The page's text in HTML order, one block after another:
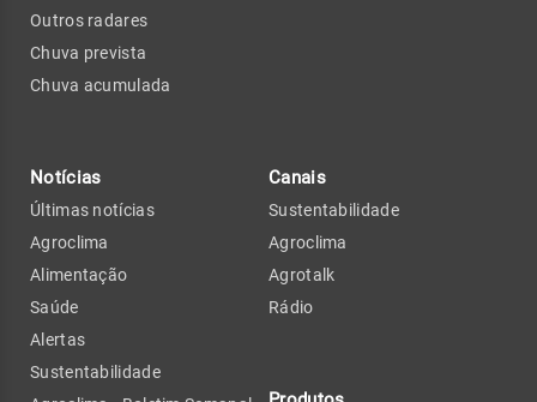
Outros radares
Chuva prevista
Chuva acumulada
Notícias
Últimas notícias
Agroclima
Alimentação
Saúde
Alertas
Sustentabilidade
Canais
Sustentabilidade
Agroclima
Agrotalk
Rádio